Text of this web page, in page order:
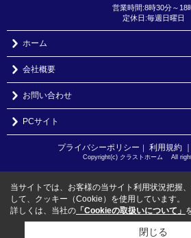
営業時間:8時30分～18
定休日:毎週日曜日
ホーム
会社概要
お問い合わせ
PCサイト
プライバシーポリシー 利用規約
Copyright(c) クラストホーム All
当サイトでは、お客様の当サイト利用状況把握
して、クッキー（Cookie）を使用しています。
詳しくは、当社の 「Cookieの取扱いについて」
閉じる